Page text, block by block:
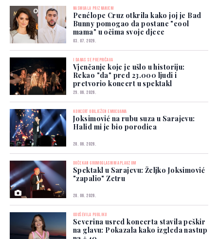
NASMIJALA PRIZNANJEM
Penélope Cruz otkrila kako joj je Bad
Bunny pomogao da postane "cool
mama" u očima svoje djece
03. 07. 2026.
I DANAS SE PREPRIČAVA
Vjenčanje koje je ušlo u historiju:
Rekao "da" pred 23.000 ljudi i
pretvorio koncert u spektakl
29. 06. 2026.
KONCERT OBILJEŽEN EMOCIJAMA
Joksimović na rubu suza u Sarajevu:
Halid mi je bio porodica
28. 06. 2026.
DOČEKAN GROMOGLASNIM APLAUZOM
Spektakl u Sarajevu: Željko Joksimović
"zapalio" Zetru
28. 06. 2026.
ODUŠEVILA PUBLIKU
Severina usred koncerta stavila peškir
na glavu: Pokazala kako izgleda nastup